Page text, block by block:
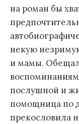
на роман бы
некую
и мамы.
послушной и
помощница по
прекословила